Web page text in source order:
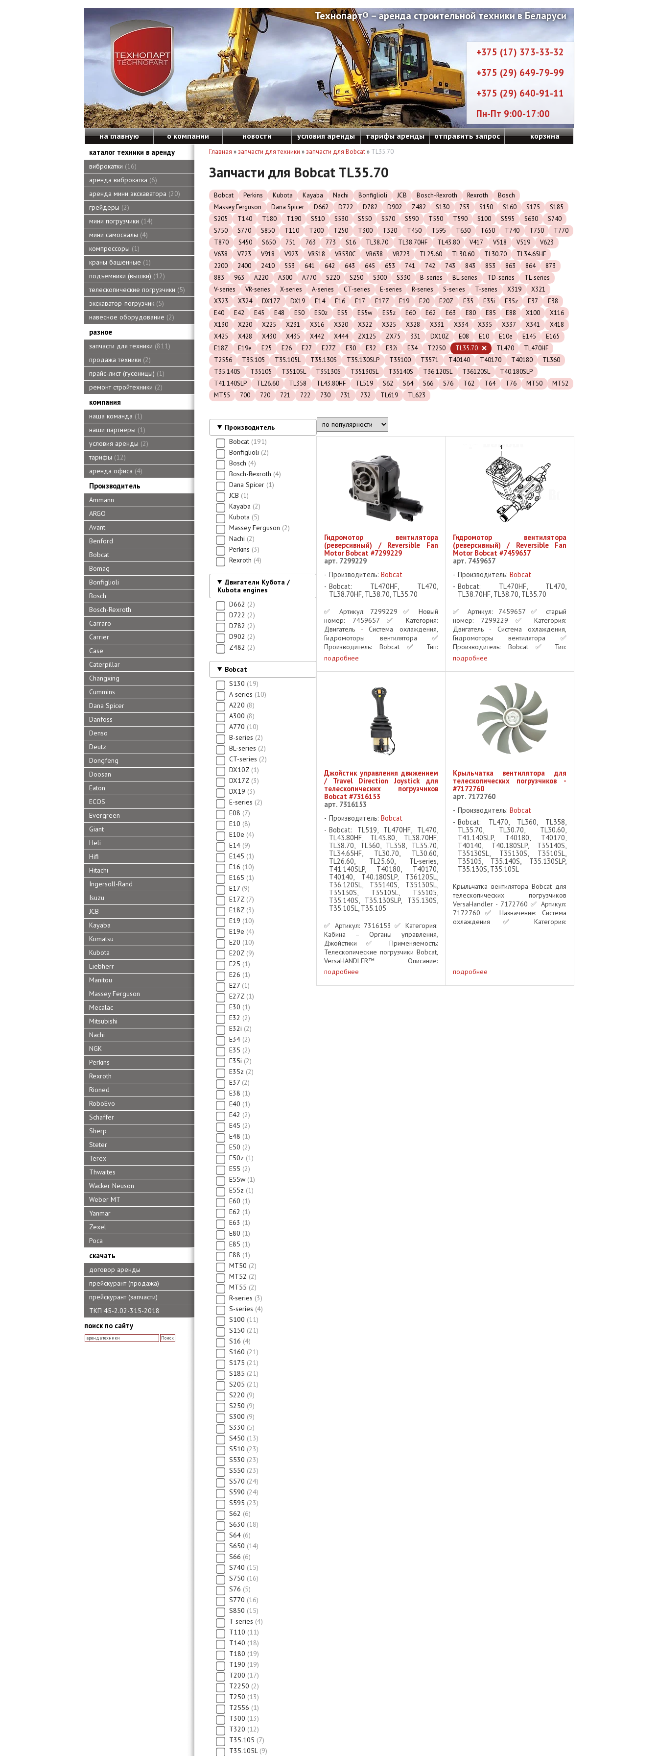
Технопарт® – аренда строительной техники в Беларуси
+375 (17) 373-33-32
+375 (29) 649-79-99
+375 (29) 640-91-11
Пн-Пт 9:00-17:00
на главную о компании новости условия аренды тарифы аренды отправить запрос корзина
каталог техники в аренду
виброкатки
16
аренда виброкатка 6
аренда мини экскаватора 20
грейдеры 2
мини погрузчики
14
мини самосвалы 4
компрессоры
1
краны башенные
1
подъемники (вышки)
12
телескопические погрузчики 5
экскаватор-погрузчик 5
навесное оборудование 2
разное
запчасти для техники 811
продажа техники 2
прайс-лист (гусеницы)
1
ремонт стройтехники 2
компания
наша команда
1
наши партнеры
1
условия аренды 2
тарифы
12
аренда офиса 4
Производитель
Ammann
ARGO
Avant
Benford
Bobcat
Bomag
Bonfiglioli
Bosch
Bosch-Rexroth
Carraro
Carrier
Case
Caterpillar
Changxing
Cummins
Dana Spicer
Danfoss
Denso
Deutz
Dongfeng
Doosan
Eaton
ECOS
Evergreen
Giant
Heli
Hifi
Hitachi
Ingersoll-Rand
Isuzu
JCB
Kayaba
Komatsu
Kubota
Liebherr
Manitou
Massey Ferguson
Mecalac
Mitsubishi
Nachi
NGK
Perkins
Rexroth
Rioned
RoboEvo
Schaffer
Sherp
Steter
Terex
Thwaites
Wacker Neuson
Weber MT
Yanmar
Zexel
Роса
скачать
договор аренды
прейскурант (продажа)
прейскурант (запчасти)
ТКП 45-2.02-315-2018
поиск по сайту
Главная »запчасти для техники »запчасти для Bobcat» TL35.70
Запчасти для Bobcat TL35.70
Bobcat Perkins Kubota Kayaba Nachi Bonfiglioli JCB Bosch-Rexroth Rexroth
Bosch
Massey Ferguson
Dana Spicer D662 D722 D782 D902 Z482 S130 753 S150 S160 S175
S185
S205
T140 T180 T190 S510 S530 S550 S570 S590 T550 T590 S100 S595 S630
S740
S750
S770 S850 T110 T200 T250 T300 T320 T450 T595 T630 T650 T740 T750
T770
T870
S450 S650 751 763 773 S16 TL38.70 TL38.70HF TL43.80 V417 V518 V519
V623
V638
V723 V918 V923 VR518 VR530C VR638 VR723 TL25.60 TL30.60 TL30.70
TL34.65HF
2200
2400 2410 553 641 642 643 645 653 741 742 743 843 853 863 864
873
883
963 A220 A300 A770 S220 S250 S300 S330 B-series BL-series TD-series
TL-series
V-series
VR-series X-series A-series CT-series E-series R-series S-series T-series X319
X321
X323
X324 DX17Z DX19 E14 E16 E17 E17Z E19 E20 E20Z E35 E35i E35z E37
E38
E40
E42 E45 E48 E50 E50z E55 E55w E55z E60 E62 E63 E80 E85 E88 X100
X116
X130
X220 X225 X231 X316 X320 X322 X325 X328 X331 X334 X335 X337 X341
X418
X425
X428 X430 X435 X442 X444 ZX125 ZX75 331 DX10Z E08 E10 E10e E145
E165
E18Z
E19e E25 E26 E27 E27Z E30 E32 E32i E34 T2250 TL35.70 TL470
TL470HF
T2556
T35.105 T35.105L T35.130S T35.130SLP T35100 T3571 T40140 T40170 T40180
TL360
T35.140S
T35105 T35105L T35130S T35130SL T35140S T36.120SL T36120SL
T40.180SLP
T41.140SLP
TL26.60 TL358 TL43.80HF TL519 S62 S64 S66 S76 T62 T64 T76 MT50
MT52
MT55
700 720 721 722 730 731 732 TL619 TL623
Производитель
Bobcat 191
Bonfiglioli 2
Bosch 4
Bosch-Rexroth 4
Dana Spicer 1
JCB 1
Kayaba 2
Kubota
5
Massey Ferguson 2
Nachi 2
Perkins 3
Rexroth 4
Двигатели Кубота /
Kubota engines
D662
2
D722
2
D782
2
D902
2
Z482
2
Bobcat
S130 19
A-series 10
A220 8
A300 8
A770 10
B-series 2
BL-series 2
CT-series 2
DX10Z 1
DX17Z 3
DX19 3
E-series 2
E08 7
E10 8
E10e 4
E14 9
E145 1
E16 10
E165 1
E17 9
E17Z 7
E18Z 3
E19 10
E19e 4
E20 10
E20Z 9
E25 1
E26 1
E27 1
E27Z 1
E30 1
E32
2
E32i 2
E34 2
E35 2
E35i 2
E35z 2
E37 2
E38 1
E40 1
E42
2
E45 2
E48 1
E50 2
E50z 1
E55 2
E55w 1
E55z 1
E60 1
E62
1
E63
1
E80 1
E85 1
E88 1
MT50 2
MT52
2
MT55 2
R-series 3
S-series 4
S100 11
S150 21
S16 4
S160 21
S175 21
S185 21
S205 21
S220 9
S250 9
S300 9
S330
5
S450 13
S510 23
S530 23
S550 23
S570 24
S590 24
S595 23
S62
6
S630 18
S64 6
S650 14
S66 6
S740 15
S750 16
S76
5
S770 16
S850 15
T-series 4
T110 11
T140 18
T180 19
T190 19
T200 17
T2250 2
T250 13
T2556 1
T300 13
T320 12
T35.105 7
T35.105L
9
Гидромотор вентилятора
(реверсивный) / Reversible Fan
Motor Bobcat #7299229
арт. 7299229
Производитель: Bobcat
Bobcat: TL470HF, TL470,
TL38.70HF, TL38.70, TL35.70
✅ Артикул: 7299229 ✅ Новый
номер: 7459657 ✅ Категория:
Двигатель - Система охлаждения,
Гидромоторы вентилятора ✅
Производитель: Bobcat ✅ Тип:
Реверсивный гидромотор
вентилятора Описание:
Оригинальный реверсивный
подробнее
Гидромотор вентилятора
(реверсивный) / Reversible Fan
Motor Bobcat #7459657
арт. 7459657
Производитель: Bobcat
Bobcat: TL470HF, TL470,
TL38.70HF, TL38.70, TL35.70
✅ Артикул: 7459657 ✅ старый
номер: 7299229 ✅ Категория:
Двигатель - Система охлаждения,
Гидромоторы вентилятора ✅
Производитель: Bobcat ✅ Тип:
Реверсивный гидромотор
вентилятора Описание:
Оригинальный реверсивный
гидромотор вентилятора Bobcat ...
подробнее
Джойстик управления движением
/ Travel Direction Joystick для
телескопических погрузчиков
Bobcat #7316153
арт. 7316153
Производитель: Bobcat
Bobcat: TL519, TL470HF, TL470,
TL43.80HF, TL43.80, TL38.70HF,
TL38.70, TL360, TL358, TL35.70,
TL34.65HF, TL30.70, TL30.60,
TL26.60, TL25.60, TL-series,
T41.140SLP, T40180, T40170,
T40140, T40.180SLP, T36120SL,
T36.120SL, T35140S, T35130SL,
T35130S, T35105L, T35105,
T35.140S, T35.130SLP, T35.130S,
T35.105L, T35.105
✅ Артикул: 7316153 ✅ Категория:
Кабина – Органы управления,
Джойстики ✅ Применяемость:
Телескопические погрузчики Bobcat,
VersaHANDLER™ Описание:
Оригинальный джойстик Bobcat
#7316153 предназначен для
управления направлением движения
подробнее
Крыльчатка вентилятора для
телескопических погрузчиков -
#7172760
арт. 7172760
Производитель: Bobcat
Bobcat: TL470, TL360, TL358,
TL35.70, TL30.70, TL30.60,
T41.140SLP, T40180, T40170,
T40140, T40.180SLP, T35140S,
T35130SL, T35130S, T35105L,
T35105, T35.140S, T35.130SLP,
T35.130S, T35.105L
Крыльчатка вентилятора Bobcat для
телескопических погрузчиков
VersaHandler - 7172760 ✅ Артикул:
7172760 ✅ Назначение: Система
охлаждения ✅ Категория:
подробнее